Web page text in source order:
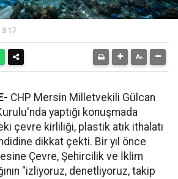
CHP Mersin Milletvekili Gülcan
yaptığı konuşmada
çevre kirliliği, plastik atık ithalatı
dikkat çekti. Bir yıl önce
Çevre, Şehircilik ve İklim
"izliyoruz, denetliyoruz, takip